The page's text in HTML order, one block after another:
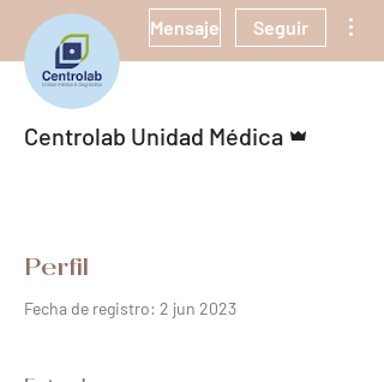
Mensaje Seguir
Centrolab Unidad Médica
Perfil
Fecha de registro: 2 jun 2023